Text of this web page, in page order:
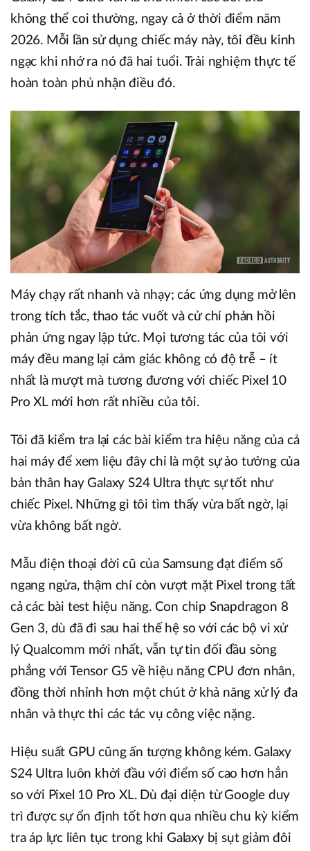
không thể coi thường, ngay cả ở thời điểm năm
2026. Mỗi lần sử dụng chiếc máy này, tôi đều kinh
ngạc khi nhớ ra nó đã hai tuổi. Trải nghiệm thực tế
hoàn toàn phủ nhận điều đó.
Máy chạy rất nhanh và nhạy; các ứng dụng mở lên
trong tích tắc, thao tác vuốt và cử chỉ phản hồi
phản ứng ngay lập tức. Mọi tương tác của tôi với
máy đều mang lại cảm giác không có độ trễ – ít
nhất là mượt mà tương đương với chiếc Pixel 10
Pro XL mới hơn rất nhiều của tôi.
Tôi đã kiểm tra lại các bài kiểm tra hiệu năng của cả
hai máy để xem liệu đây chỉ là một sự ảo tưởng của
bản thân hay Galaxy S24 Ultra thực sự tốt như
chiếc Pixel. Những gì tôi tìm thấy vừa bất ngờ, lại
vừa không bất ngờ.
Mẫu điện thoại đời cũ của Samsung đạt điểm số
ngang ngửa, thậm chí còn vượt mặt Pixel trong tất
cả các bài test hiệu năng. Con chip Snapdragon 8
Gen 3, dù đã đi sau hai thế hệ so với các bộ vi xử
lý Qualcomm mới nhất, vẫn tự tin đối đầu sòng
phẳng với Tensor G5 về hiệu năng CPU đơn nhân,
đồng thời nhỉnh hơn một chút ở khả năng xử lý đa
nhân và thực thi các tác vụ công việc nặng.
Hiệu suất GPU cũng ấn tượng không kém. Galaxy
S24 Ultra luôn khởi đầu với điểm số cao hơn hẳn
so với Pixel 10 Pro XL. Dù đại diện từ Google duy
trì được sự ổn định tốt hơn qua nhiều chu kỳ kiểm
tra áp lực liên tục trong khi Galaxy bị sụt giảm đôi